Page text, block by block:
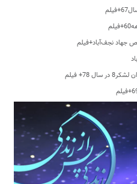
جهاد نجف‌آباد+فیلم
78+ فیلم